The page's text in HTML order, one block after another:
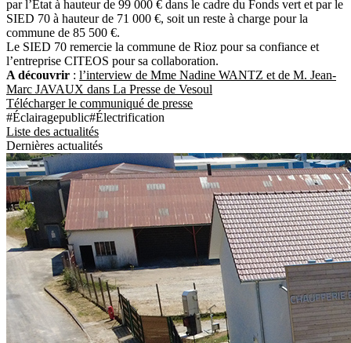
par l’État à hauteur de 99 000 € dans le cadre du Fonds vert et par le
SIED 70 à hauteur de 71 000 €, soit un reste à charge pour la
commune de 85 500 €.
Le SIED 70 remercie la commune de Rioz pour sa confiance et
l’entreprise CITEOS pour sa collaboration.
A découvrir : l’interview de Mme Nadine WANTZ et de M. Jean-
Marc JAVAUX dans La Presse de Vesoul
Télécharger le communiqué de presse
#Éclairagepublic#Électrification
Liste des actualités
Dernières actualités